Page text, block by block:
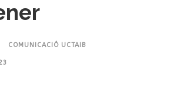
COMUNICACIÓ UCTAIB